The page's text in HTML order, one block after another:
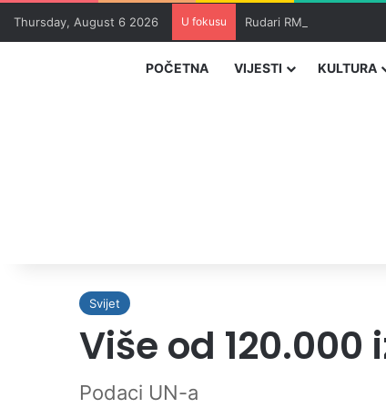
Thursday, August 6 2026 U fokusu Rudari RMU Zenica
POČETNA VIJESTI KULTURA
Svijet
Više od
Podaci UN-a